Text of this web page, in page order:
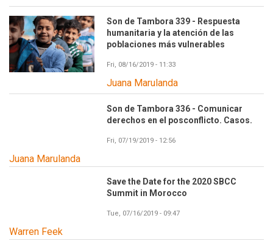
Son de Tambora 339 - Respuesta
humanitaria y la atención de las
poblaciones más vulnerables
Fri, 08/16/2019 - 11:33
Juana Marulanda
Son de Tambora 336 - Comunicar
derechos en el posconflicto. Casos.
Fri, 07/19/2019 - 12:56
Juana Marulanda
Save the Date for the 2020 SBCC
Summit in Morocco
Tue, 07/16/2019 - 09:47
Warren Feek